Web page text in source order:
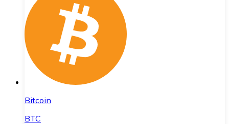
Bitcoin
BTC